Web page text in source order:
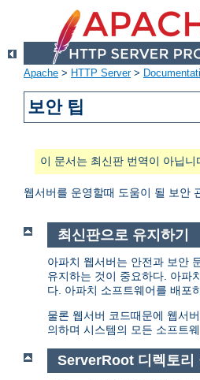
Apache > HTTP Server>
보안 팁
이 문서는 최신판 번역이 아닙
웹서버를 운영할때 도움이 될 보안
최신판으로 유지하기
아파치 웹서버는 안전과 보안
유지하는 것이 중요하다. 아파
다. 아파치 소프트웨어를 배포
물론 웹서버 코드때문에 웹서
의하며 시스템의 모든 소프트
ServerRoot 디렉토리